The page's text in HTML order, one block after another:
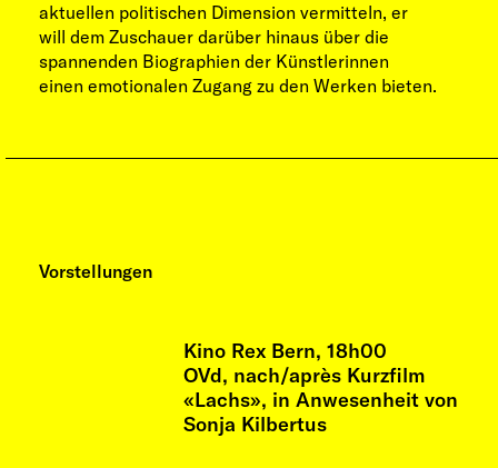
aktuellen politischen Dimension vermitteln, er
will dem Zuschauer darüber hinaus über die
spannenden Biographien der Künstlerinnen
einen emotionalen Zugang zu den Werken bieten.
Vorstellungen
Kino Rex Bern, 18h00
OVd, nach/après Kurzfilm
«Lachs», in Anwesenheit von
Sonja Kilbertus